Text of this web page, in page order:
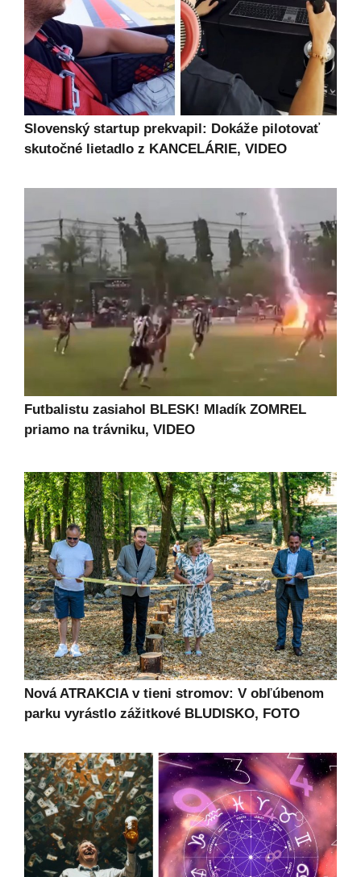
Slovenský startup prekvapil: Dokáže pilotovať
skutočné lietadlo z KANCELÁRIE, VIDEO
Futbalistu zasiahol BLESK! Mladík ZOMREL
priamo na trávniku, VIDEO
Nová ATRAKCIA v tieni stromov: V obľúbenom
parku vyrástlo zážitkové BLUDISKO, FOTO